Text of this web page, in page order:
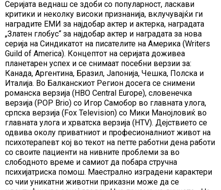
Серијата веднаш се здоби со популарност, ласкави
критики и неколку високи признанија, вклучувајќи ги
наградите ЕМИ за најдобар актер и актерка, наградата
„Златен глобус“ за најдобар актер и наградата за нова
серија на Синдикатот на писателите на Америка (Writers
Guild of America). Концептот на серијата доживеа
планетарен успех и се снимаат посебни верзии за:
Канада, Аргентина, Бразил, Јапонија, Чешка, Полска и
Италија. Во Балканскиот Регион досега се снимени
романска верзија (HBO Central Europe), словенечка
верзија (POP Brio) со Игор Самобор во главната улога,
српска верзија (Fox Television) со Мики Манојловиќ во
главната улога и хрватска верзија (HTV). Дејствието се
одвива околу приватниот и професионалниот живот на
психотерапевт кој во текот на петте работни дена работи
со своите пациенти на нивните проблеми за во
слободното време и самиот да побара стручна
психијатриска помош. Маестрално изградени карактери
со чии уникатни животни приказни може да се